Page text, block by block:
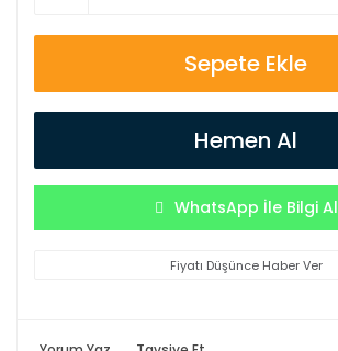
Sepete Ekle
Hemen Al
WhatsApp İle Bilgi Al
Fiyatı Düşünce Haber Ver